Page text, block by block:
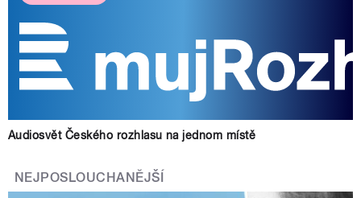
Audiosvět Českého rozhlasu na jednom místě
NEJPOSLOUCHANĚJŠÍ